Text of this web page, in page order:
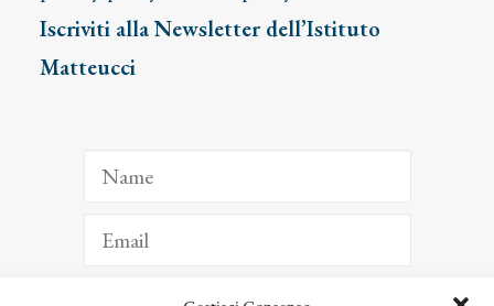
Iscriviti alla Newsletter dell’Istituto
Matteucci